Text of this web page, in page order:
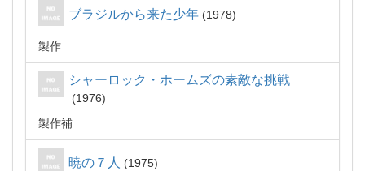
ブラジルから来た少年 1978
製作
シャーロック・ホームズの素敵な挑戦
1976
製作補
暁の７人 1975